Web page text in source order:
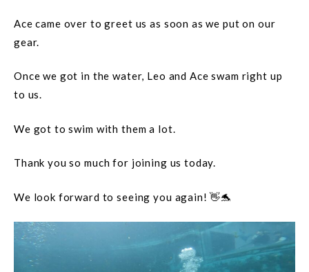
Ace came over to greet us as soon as we put on our
gear.
Once we got in the water, Leo and Ace swam right up
to us.
We got to swim with them a lot.
Thank you so much for joining us today.
We look forward to seeing you again! 👋🐬